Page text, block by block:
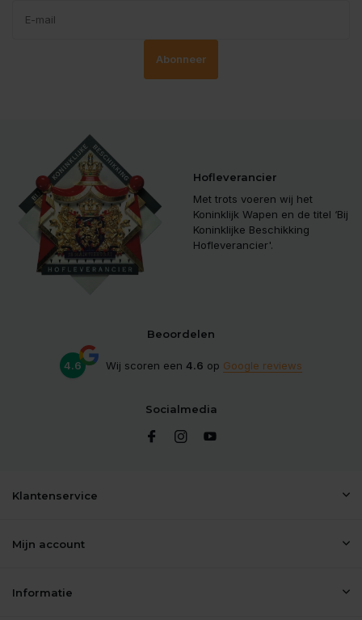
Abonneer
Hofleverancier
Met trots voeren wij het
Koninklijk Wapen en de titel ‘Bij
Koninklijke Beschikking
Hofleverancier'.
Beoordelen
4.6 Wij scoren een 4.6 op Google reviews
Socialmedia
Klantenservice
Mijn account
Informatie